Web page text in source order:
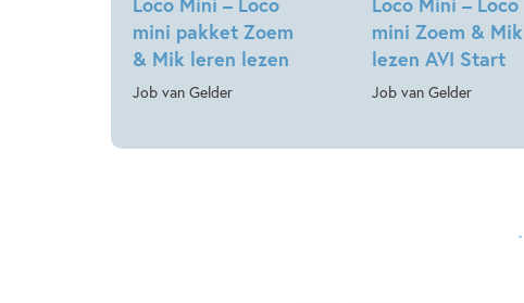
mini pakket Zoem
& Mik leren lezen
Job van Gelder
mini Zoem & Mik
lezen AVI Start
Job van Gelder